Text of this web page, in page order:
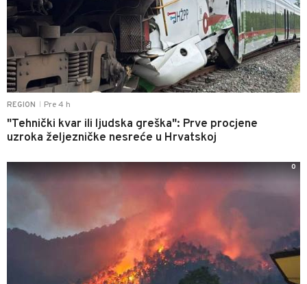
REGION Pre 4 h
"Tehnički kvar ili ljudska greška": Prve procjene
uzroka željezničke nesreće u Hrvatskoj
0